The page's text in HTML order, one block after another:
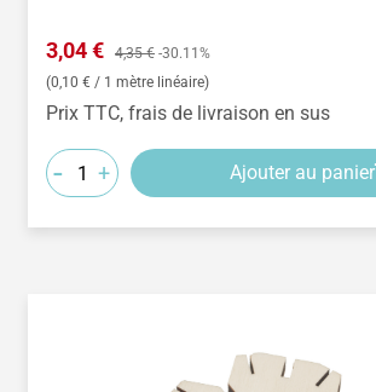
Prix de vente :
3,04 € Prix régulier :
4,35 € -30.11%
(0,10 € / 1 mètre linéaire)
Prix TTC, frais de livraison en sus
- + Ajouter au panier